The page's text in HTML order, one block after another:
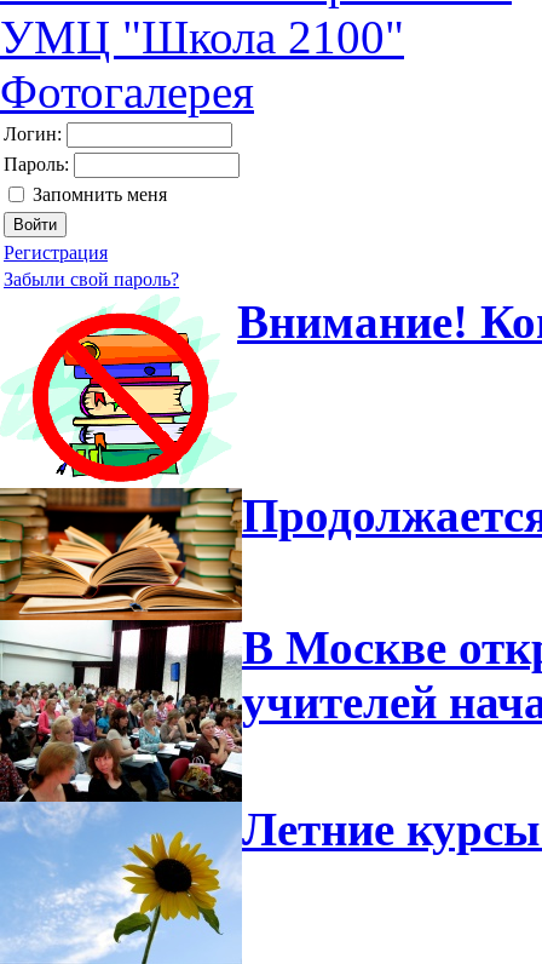
УМЦ "Школа 2100"
Фотогалерея
Логин:
Пароль:
Запомнить меня
Регистрация
Забыли свой пароль?
Внимание!
В Москве
учителей
Летние